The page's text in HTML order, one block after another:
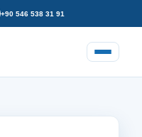
+90 546 538 31 91
Menüyü